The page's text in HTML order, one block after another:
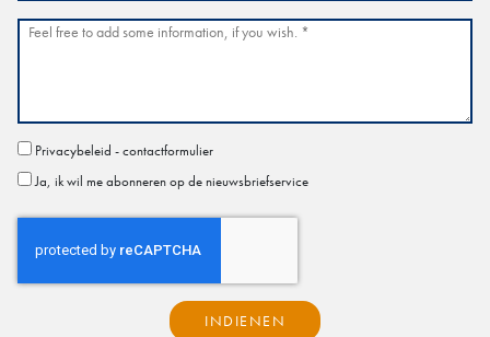
Privacybeleid - contactformulier
Ja, ik wil me abonneren op de nieuwsbriefservice